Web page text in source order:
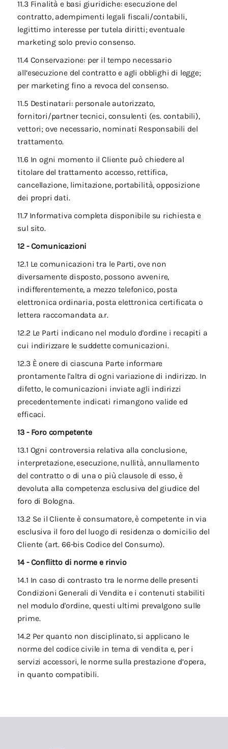
11.3 Finalità e basi giuridiche: esecuzione del
contratto, adempimenti legali fiscali/contabili,
legittimo interesse per tutela diritti; eventuale
marketing solo previo consenso.
11.4 Conservazione: per il tempo necessario
all’esecuzione del contratto e agli obblighi di legge;
per marketing fino a revoca del consenso.
11.5 Destinatari: personale autorizzato,
fornitori/partner tecnici, consulenti (es. contabili),
vettori; ove necessario, nominati Responsabili del
trattamento.
11.6 In ogni momento il Cliente può chiedere al
titolare del trattamento accesso, rettifica,
cancellazione, limitazione, portabilità, opposizione
dei propri dati.
11.7 Informativa completa disponibile su richiesta e
sul sito.
12 - Comunicazioni
12.1 Le comunicazioni tra le Parti, ove non
diversamente disposto, possono avvenire,
indifferentemente, a mezzo telefonico, posta
elettronica ordinaria, posta elettronica certificata o
lettera raccomandata a.r.
12.2 Le Parti indicano nel modulo d'ordine i recapiti a
cui indirizzare le suddette comunicazioni.
12.3 È onere di ciascuna Parte informare
prontamente l'altra di ogni variazione di indirizzo. In
difetto, le comunicazioni inviate agli indirizzi
precedentemente indicati rimangono valide ed
efficaci.
13 - Foro competente
13.1 Ogni controversia relativa alla conclusione,
interpretazione, esecuzione, nullità, annullamento
del contratto o di una o più clausole di esso, è
devoluta alla competenza esclusiva del giudice del
foro di Bologna.
13.2 Se il Cliente è consumatore, è competente in via
esclusiva il foro del luogo di residenza o domicilio del
Cliente (art. 66-bis Codice del Consumo).
14 - Conflitto di norme e rinvio
14.1 In caso di contrasto tra le norme delle presenti
Condizioni Generali di Vendita e i contenuti stabiliti
nel modulo d'ordine, questi ultimi prevalgono sulle
prime.
14.2 Per quanto non disciplinato, si applicano le
norme del codice civile in tema di vendita e, per i
servizi accessori, le norme sulla prestazione d’opera,
in quanto compatibili.